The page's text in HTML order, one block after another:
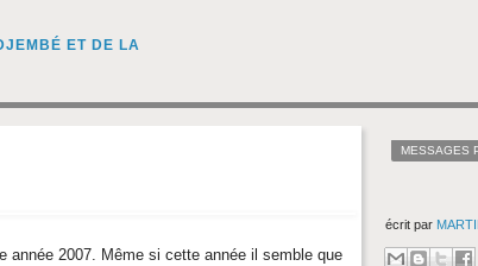
année 2007. Même si cette année il semble que
écrit par
MESSAGES